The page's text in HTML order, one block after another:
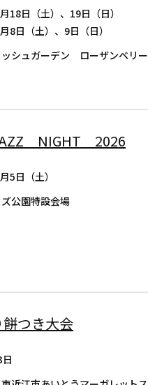
18日（土）、19日（日）
8日（土）、9日（日）
ッシュガーデン ローザンベリー
NIGHT 2026
5日（土）
公園特設会場
つき大会